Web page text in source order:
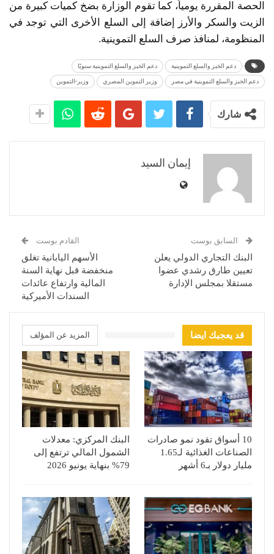
الحصة المقررة يومياً، كما تقوم الوزارة بضخ كميات كبيرة من
الزيت والسكر والأرز إضافة إلى السلع الأخرى التي توجد في
المنظومة، لمنافذ صرف السلع التموينية.
دعم الخبز والسلع التموينية دعم الخبز والسلع التموينية سنويًا
دعم الخبز والسلع التموينية في مصر وزير التموين المصري وزير-التموين
شارك
إيمان السيد
السابق بوست
البنك التجاري الدولي يعلن
تعيين طارق رشدي عضوا
مستقلا بمجلس الإدارة
القادم بوست
الأسهم اليابانية تغلق
منخفضة قبل نهاية السنة
المالية وارتفاع عائدات
السندات الأميركية
قد يعجبك ايضا المزيد عن المؤلف
10 أسواق تقود نمو صادرات
الصناعات الغذائية لـ1.65
مليار دولار بـ6 أشهر
البنك المركزي: معدلات
الشمول المالي ترتفع إلى
79% بنهاية يونيو 2026